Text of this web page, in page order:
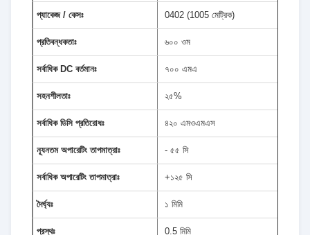
প্যাকেজ / কেসঃ 0402 (1005 মেট্রিক)
প্রতিবন্ধকতাঃ ৬০০ ওম
সর্বাধিক DC বর্তমানঃ ৭০০ এমএ
সহনশীলতাঃ ২৫%
সর্বাধিক ডিসি প্রতিরোধঃ ৪২০ এমওএমএস
ন্যূনতম অপারেটিং তাপমাত্রাঃ - ৫৫ সি
সর্বাধিক অপারেটিং তাপমাত্রাঃ +১২৫ সি
দৈর্ঘ্যঃ ১ মিমি
প্রস্থঃ 0.5 মিমি